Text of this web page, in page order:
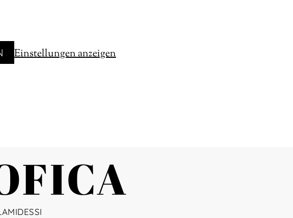
Einstellungen anzeigen